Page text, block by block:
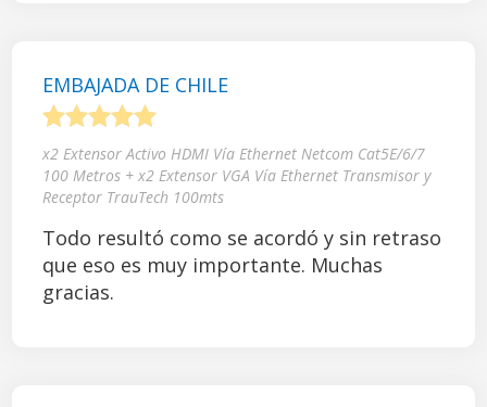
EMBAJADA DE CHILE
x2 Extensor Activo HDMI Vía Ethernet Netcom Cat5E/6/7
100 Metros + x2 Extensor VGA Vía Ethernet Transmisor y
Receptor TrauTech 100mts
Todo resultó como se acordó y sin retraso
que eso es muy importante. Muchas
gracias.